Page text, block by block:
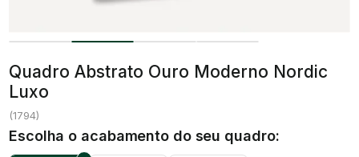
Quadro Abstrato Ouro Moderno Nordic
Luxo
(1794)
Escolha o acabamento do seu quadro: